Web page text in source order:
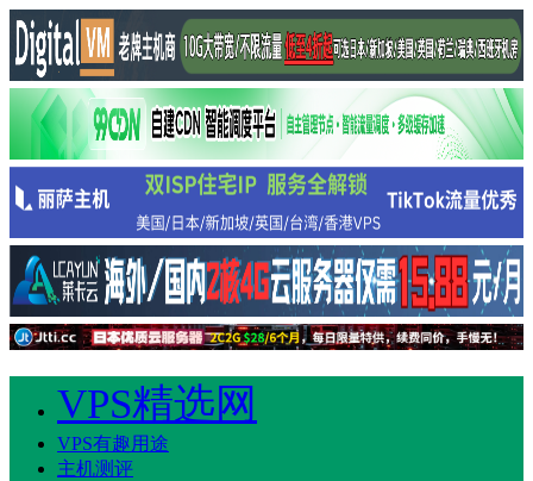
VPS精选网
VPS有趣用途
主机测评